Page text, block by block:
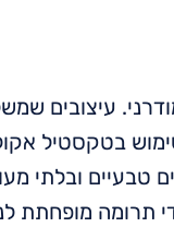
עיצובים
בטקסטיל
טבעיים ובלתי
תרומה מופחתת